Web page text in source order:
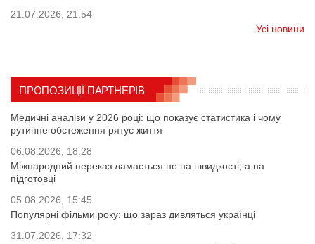
21.07.2026, 21:54
Усі новини
ПРОПОЗИЦІЇ ПАРТНЕРІВ
Медичні аналізи у 2026 році: що показує статистика і чому
рутинне обстеження рятує життя
06.08.2026, 18:28
Міжнародний переказ ламається не на швидкості, а на
підготовці
05.08.2026, 15:45
Популярні фільми року: що зараз дивляться українці
31.07.2026, 17:32